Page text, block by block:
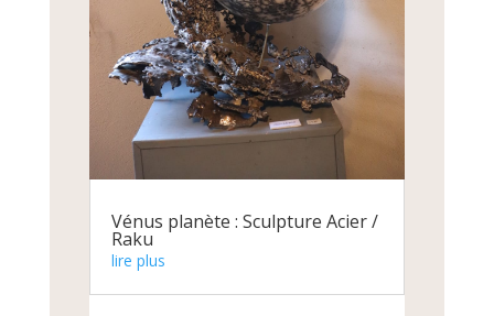
Vénus planète : Sculpture Acier /
Raku
lire plus